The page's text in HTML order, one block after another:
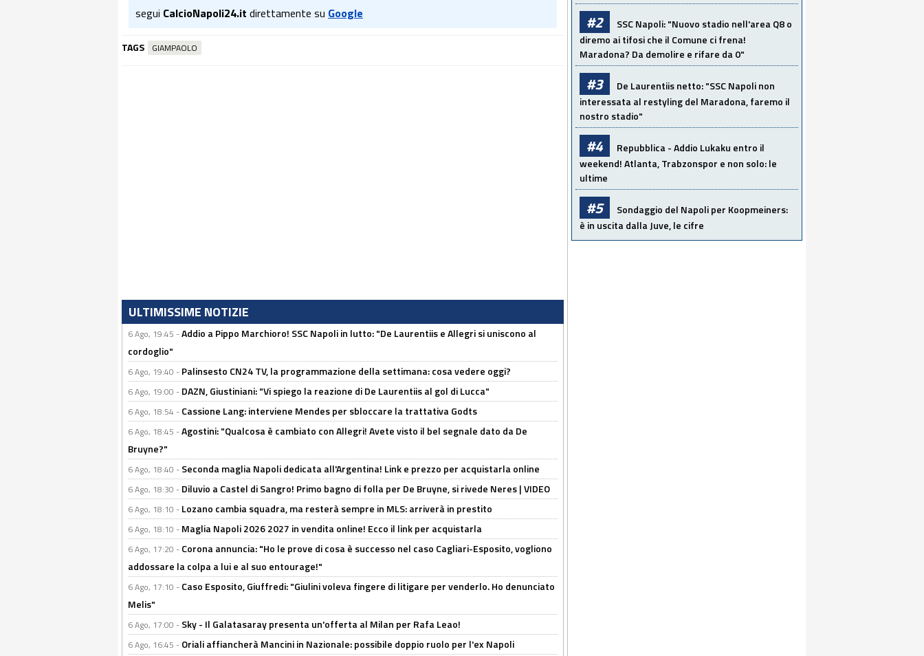
segui CalcioNapoli24.it direttamente su Google
TAGS GIAMPAOLO
ULTIMISSIME NOTIZIE
6 Ago, 19:45 -Addio a Pippo Marchioro! SSC Napoli in lutto: "De Laurentiis e Allegri si uniscono al
cordoglio"
6 Ago, 19:40 - Palinsesto CN24 TV, la programmazione della settimana: cosa vedere oggi?
6 Ago, 19:00 - DAZN, Giustiniani: "Vi spiego la reazione di De Laurentiis al gol di Lucca"
6 Ago, 18:54 - Cassione Lang: interviene Mendes per sbloccare la trattativa Godts
6 Ago, 18:45 -Agostini: "Qualcosa è cambiato con Allegri! Avete visto il bel segnale dato da De
Bruyne?"
6 Ago, 18:40 - Seconda maglia Napoli dedicata all'Argentina! Link e prezzo per acquistarla online
6 Ago, 18:30 - Diluvio a Castel di Sangro! Primo bagno di folla per De Bruyne, si rivede Neres | VIDEO
6 Ago, 18:10 - Lozano cambia squadra, ma resterà sempre in MLS: arriverà in prestito
6 Ago, 18:10 - Maglia Napoli 2026 2027 in vendita online! Ecco il link per acquistarla
6 Ago, 17:20 - Corona annuncia: "Ho le prove di cosa è successo nel caso Cagliari-Esposito, vogliono
addossare la colpa a lui e al suo entourage!"
6 Ago, 17:10 - Caso Esposito, Giuffredi: "Giulini voleva fingere di litigare per venderlo. Ho denunciato
Melis"
6 Ago, 17:00 - Sky - Il Galatasaray presenta un'offerta al Milan per Rafa Leao!
6 Ago, 16:45 - Oriali affiancherà Mancini in Nazionale: possibile doppio ruolo per l'ex Napoli
#2
SSC Napoli: "Nuovo stadio nell'area Q8 o
diremo ai tifosi che il Comune ci frena!
Maradona? Da demolire e rifare da 0"
#3
De Laurentiis netto: "SSC Napoli non
interessata al restyling del Maradona, faremo il
nostro stadio"
#4
Repubblica - Addio Lukaku entro il
weekend! Atlanta, Trabzonspor e non solo: le
ultime
#5
Sondaggio del Napoli per Koopmeiners:
è in uscita dalla Juve, le cifre